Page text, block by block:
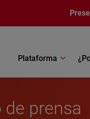
Plataforma
prensa